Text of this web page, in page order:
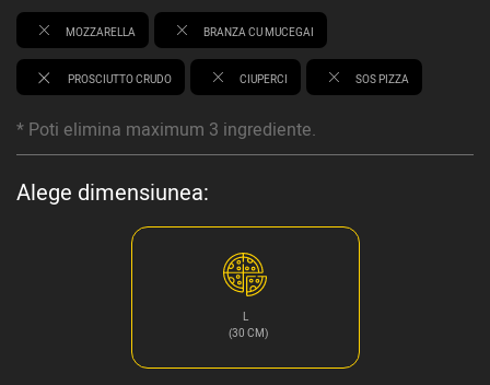
MOZZARELLA BRANZA CU MUCEGAI
PROSCIUTTO CRUDO CIUPERCI SOS PIZZA
* Poti elimina maximum 3 ingrediente.
Alege dimensiunea:
L
(30 CM)